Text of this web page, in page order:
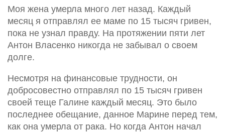
Моя жена умерла много лет назад. Каждый
месяц я отправлял ее маме по 15 тысяч гривен,
пока не узнал правду. На протяжении пяти лет
Антон Власенко никогда не забывал о своем
долге.
Несмотря на финансовые трудности, он
добросовестно отправлял по 15 тысяч гривен
своей теще Галине каждый месяц. Это было
последнее обещание, данное Марине перед тем,
как она умерла от рака. Но когда Антон начал